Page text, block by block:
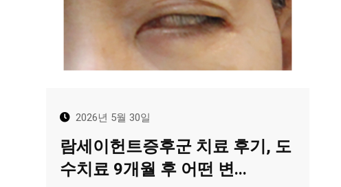
2026년 5월 30일
람세이헌트증후군 치료 후기, 도
수치료 9개월 후 어떤 변...